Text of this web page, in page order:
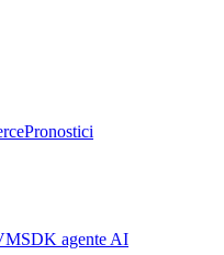
Pronostici
SDK agente AI